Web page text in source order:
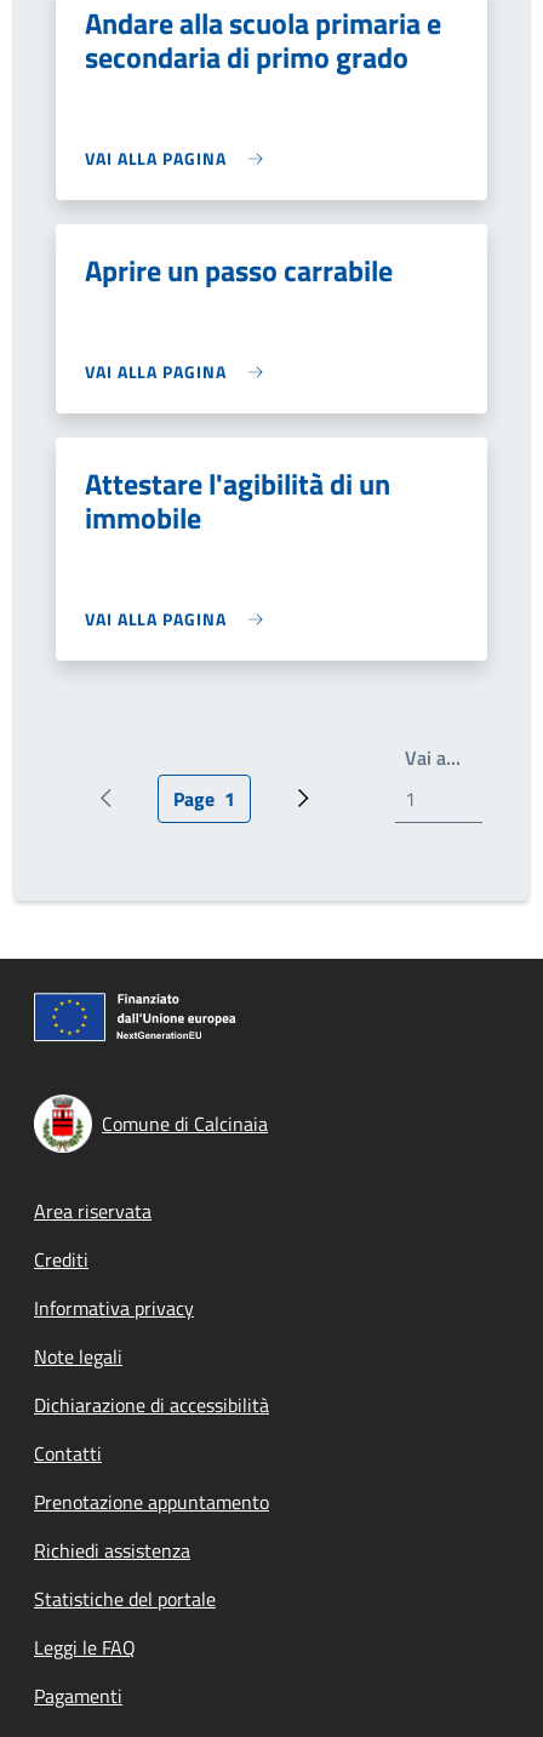
Andare alla scuola primaria e
secondaria di primo grado
VAI ALLA PAGINA
Aprire un passo carrabile
VAI ALLA PAGINA
Attestare l'agibilità di un
immobile
VAI ALLA PAGINA
Pagina precedentePagina attuale
Page 1 Prossima pagina
Vai a…Write the
Comune di Calcinaia
Footer menu
Area riservata
Crediti
Informativa privacy
Note legali
Dichiarazione di accessibilità
Contatti
Prenotazione appuntamento
Richiedi assistenza
Statistiche del portale
Leggi le FAQ
Pagamenti